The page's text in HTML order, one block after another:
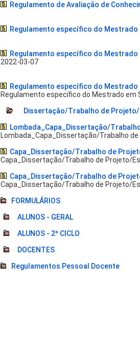
Regulamento de Avaliação de
Regulamento específico do
Regulamento específico do Mestrado
2022-03-07
Regulamento específico do Mestrado
Regulamento específico do Mestrado em
Dissertação/Trabalho de
Lombada_Capa_Dissertação/
Lombada_Capa_Dissertação/Trabalho
Capa_Dissertação/Trabalho de
Capa_Dissertação/Trabalho de Projeto/
Capa_Dissertação/Trabalho de
Capa_Dissertação/Trabalho de Projeto/
FORMULÁRIOS
ALUNOS - GERAL
ALUNOS - 2º CICLO
DOCENTES
Regulamentos Pessoal Docente